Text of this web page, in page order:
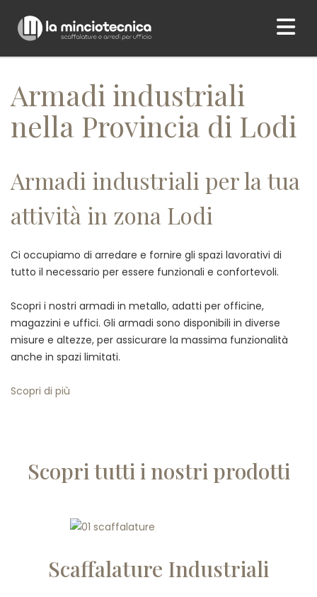
Home/ Armadi industriali nella Provincia di Lodi
Armadi industriali
nella Provincia di Lodi
Armadi industriali per la tua
attività in zona Lodi
Ci occupiamo di arredare e fornire gli spazi lavorativi di
tutto il necessario per essere funzionali e confortevoli.
Scopri i nostri armadi in metallo, adatti per officine,
magazzini e uffici. Gli armadi sono disponibili in diverse
misure e altezze, per assicurare la massima funzionalità
anche in spazi limitati.
Scopri di più
Scopri tutti i nostri prodotti
Scaffalature Industriali